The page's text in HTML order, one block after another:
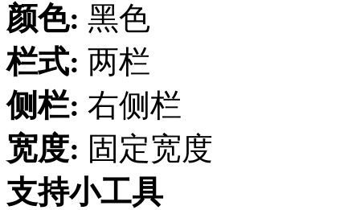
颜色: 黑色
栏式: 两栏
侧栏: 右侧栏
宽度: 固定宽度
支持小工具